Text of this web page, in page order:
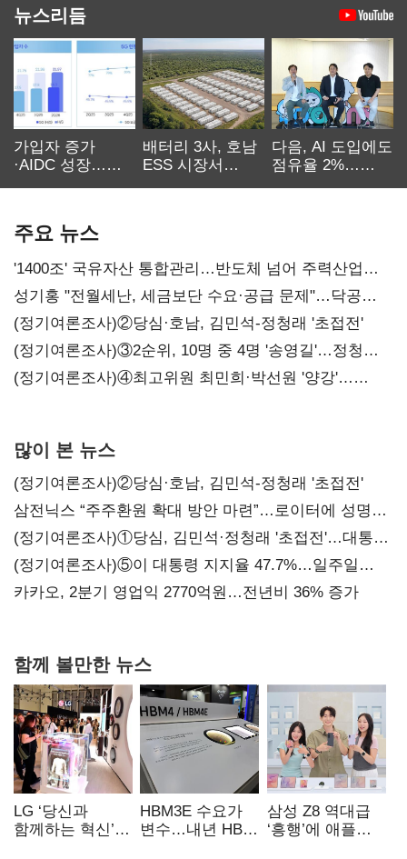
뉴스리듬
가입자 증가
·AIDC 성장…
배터리 3사, 호남
ESS 시장서
다음, AI 도입에도
점유율 2%…
주요 뉴스
'1400조' 국유자산 통합관리…반도체 넘어 주력산업
구조혁신
성기홍 "전월세난, 세금보단 수요·공급 문제"…닥공
시사
(정기여론조사)②당심·호남, 김민석-정청래 '초접전'
(정기여론조사)③2순위, 10명 중 4명 '송영길'…정청래
'한 자릿수'
(정기여론조사)④최고위원 최민희·박선원 '양강'…
많이 본 뉴스
(정기여론조사)②당심·호남, 김민석-정청래 '초접전'
삼전닉스 “주주환원 확대 방안 마련”…로이터에 성명
보내
(정기여론조사)①당심, 김민석·정청래 '초접전'…대통령
지지도 '50% 아래로'(종합)
(정기여론조사)⑤이 대통령 지지율 47.7%…일주일
만에 다시 40%대
카카오, 2분기 영업익 2770억원…전년비 36% 증가
함께 볼만한 뉴스
LG ‘당신과
함께하는 혁신’…
HBM3E 수요가
변수…내년 HBM
삼성 Z8 역대급
‘흥행’에 애플